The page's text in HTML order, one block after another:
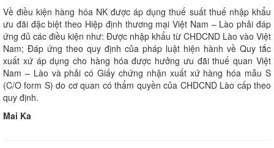
Về điều kiện hàng hóa NK được áp dụng thuế suất thuế nhập khẩu
ưu đãi đặc biệt theo Hiệp định thương mại Việt Nam – Lào phải đáp
ứng đủ các điều kiện như: Được nhập khẩu từ CHDCND Lào vào Việt
Nam; Đáp ứng theo quy định của pháp luật hiện hành về Quy tắc
xuất xứ áp dụng cho hàng hóa được hưởng ưu đãi thuế quan Việt
Nam – Lào và phải có Giấy chứng nhận xuất xứ hàng hóa mẫu S
(C/O form S) do cơ quan có thẩm quyền của CHDCND Lào cấp theo
quy định.
Mai Ka